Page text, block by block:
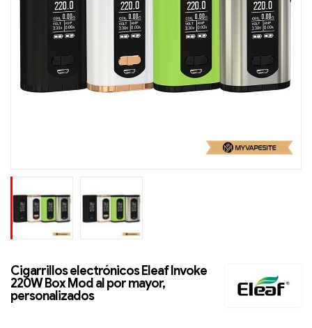
Cigarrillos electrónicos Eleaf Invoke
220W Box Mod al por mayor,
personalizados